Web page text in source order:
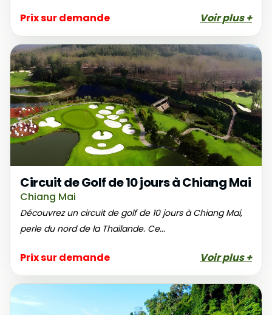
Prix sur demande Voir plus +
Circuit de Golf de 10 jours à Chiang Mai
Chiang Mai
Découvrez un circuit de golf de 10 jours à Chiang Mai,
perle du nord de la Thaïlande. Ce...
Prix sur demande Voir plus +